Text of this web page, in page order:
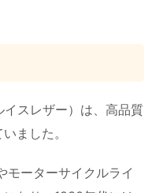
スレザー）は、高品質
ました。
モーターサイクルライ